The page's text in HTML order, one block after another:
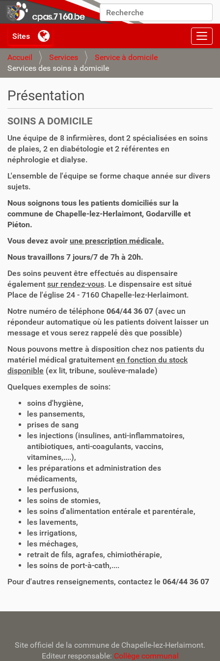
Chercher par
Recherche avancée…
Accueil Services
Service à domicile
Services des soins à domicile
Présentation
SOINS A DOMICILE
Une équipe de 8 infirmières, dont 2 spécialisées en soins
de plaies, 2 en diabétologie et 2 référentes en
néphrologie et dialyse.
L'ensemble de l'équipe se forme chaque année sur divers
sujets.
Nous soignons tous les patients domiciliés sur la
commune de Chapelle-lez-Herlaimont, Godarville et
Piéton.
Vous devez avoir une prescription médicale.
Nous travaillons 7 jours/7 de 7h à 20h.
Des soins peuvent être effectués au dispensaire
également sur rendez-vous. Le dispensaire est situé
Place de l'église 24 - 7160 Chapelle-lez-Herlaimont.
Notre numéro de téléphone 064/44 36 07 (avec un
répondeur automatique où les patients doivent laisser un
message et vous serez rappelé dès que possible)
Nous pouvons mettre à disposition chez nos patients du
matériel médical gratuitement en fonction du stock
disponible (ex lit, tribune, soulève-malade)
Quelques exemples de soins:
soins d'hygiène,
les pansements,
prises de sang
les injections (insulines, anti-inflammatoires,
antibiotiques, anti-coagulants, vaccins,
vitamines,....),
les préparations et administration des
médicaments,
les perfusions,
les soins de stomies,
les soins d'alimentation entérale et parentérale,
les lavements,
les irrigations,
les méchages,
retrait de fils, agrafes, chimiothérapie,
les soins de port-à-cath,....
Pour d'autres renseignements, contactez le 064/44 36 07
Site officiel de la commune de Chapelle-lez-Herlaimont.
Editeur responsable: Collège communal